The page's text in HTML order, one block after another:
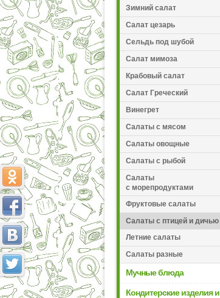
Зимний салат
Салат цезарь
Сельдь под шубой
Салат мимоза
Крабовый салат
Салат Греческий
Винегрет
Салаты с мясом
Салаты овощные
Салаты с рыбой
Салаты
с морепродуктами
Фруктовые салаты
Салаты с птицей и дичью
Летние салаты
Салаты разные
Мучные блюда
Кондитерские изделия и